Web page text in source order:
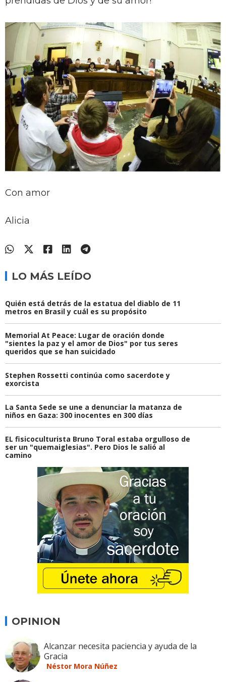
Con amor
Alicia
LO MÁS LEÍDO
Quién está detrás de la estatua del diablo de 11
metros en Brasil y cuál es su propósito
Memorial At Peace: Lugar de oración donde
"sientes la paz y el amor de Dios" por tus seres
queridos que se han suicidado
Stephen Rossetti continúa como sacerdote y
exorcista
La Santa Sede se une a denunciar la matanza de
niños en Gaza: 300 inocentes en 300 días
EL fisicoculturista Bruno Toral estaba orgulloso de
ser un "quemaiglesias". Pero Dios le salió al
camino
OPINION
Alcanzar necesita paciencia y ayuda de la
Gracia
Néstor Mora Núñez